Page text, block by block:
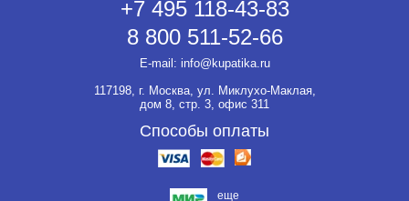
+7 495 118-43-83
8 800 511-52-66
E-mail: info@kupatika.ru
117198, г. Москва, ул. Миклухо-Маклая,
дом 8, стр. 3, офис 311
Способы оплаты
еще